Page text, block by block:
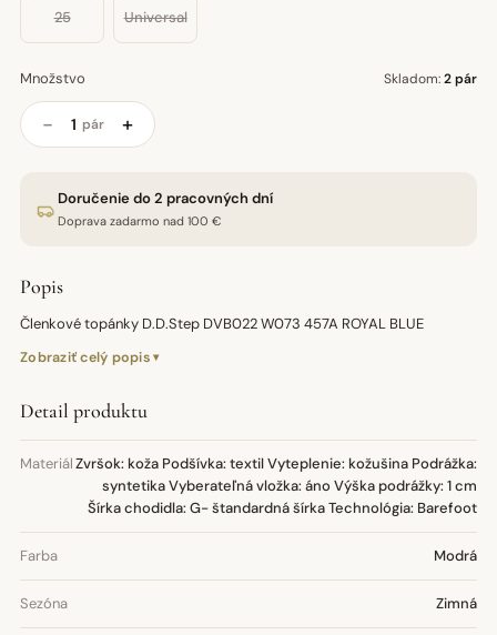
25 Universal
Množstvo Skladom:2 pár
− pár +
Doručenie do 2 pracovných dní
Doprava zadarmo nad 100 €
Popis
Členkové topánky D.D.Step DVB022 W073 457A ROYAL BLUE
Zobraziť celý popis
Detail produktu
MateriálZvršok: koža Podšívka: textil Vyteplenie: kožušina Podrážka:
syntetika Vyberateľná vložka: áno Výška podrážky: 1 cm
Šírka chodidla: G- štandardná šírka Technológia: Barefoot
Farba Modrá
Sezóna Zimná